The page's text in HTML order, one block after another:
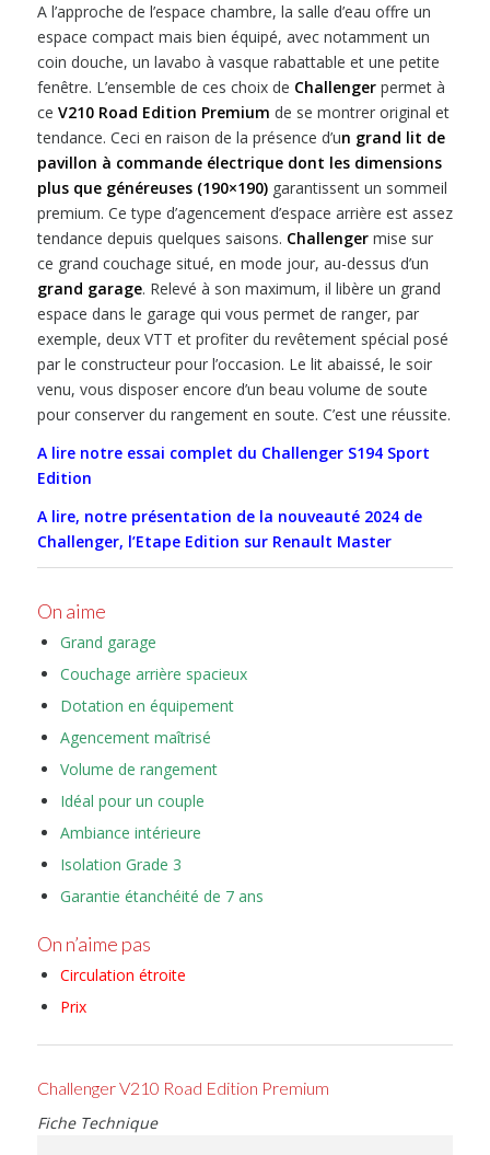
A l’approche de l’espace chambre, la salle d’eau offre un
espace compact mais bien équipé, avec notamment un
coin douche, un lavabo à vasque rabattable et une petite
fenêtre. L’ensemble de ces choix de Challengerpermet à
ce V210 Road Edition Premium de se montrer original et
tendance. Ceci en raison de la présence d’un grand lit de
pavillon à commande électrique dont les dimensions
plus que généreuses (190×190)garantissent un sommeil
premium. Ce type d’agencement d’espace arrière est assez
tendance depuis quelques saisons. Challengermise sur
ce grand couchage situé, en mode jour, au-dessus d’un
grand garage. Relevé à son maximum, il libère un grand
espace dans le garage qui vous permet de ranger, par
exemple, deux VTT et profiter du revêtement spécial posé
par le constructeur pour l’occasion. Le lit abaissé, le soir
venu, vous disposer encore d’un beau volume de soute
pour conserver du rangement en soute. C’est une réussite.
A lire notre essai complet du Challenger S194 Sport
Edition
A lire, notre présentation de la nouveauté 2024 de
Challenger, l’Etape Edition sur Renault Master
On aime
Grand garage
Couchage arrière spacieux
Dotation en équipement
Agencement maîtrisé
Volume de rangement
Idéal pour un couple
Ambiance intérieure
Isolation Grade 3
Garantie étanchéité de 7 ans
On n’aime pas
Circulation étroite
Prix
Challenger V210 Road Edition Premium
Fiche Technique